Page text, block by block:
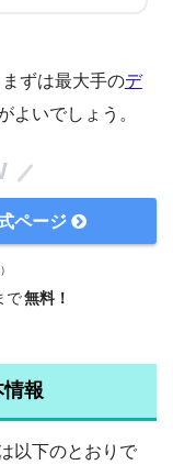
ずは最大手のデ
よいでしょう。
ページ
で無料！
報
以下のとおりで